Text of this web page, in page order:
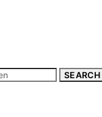
SEARCH